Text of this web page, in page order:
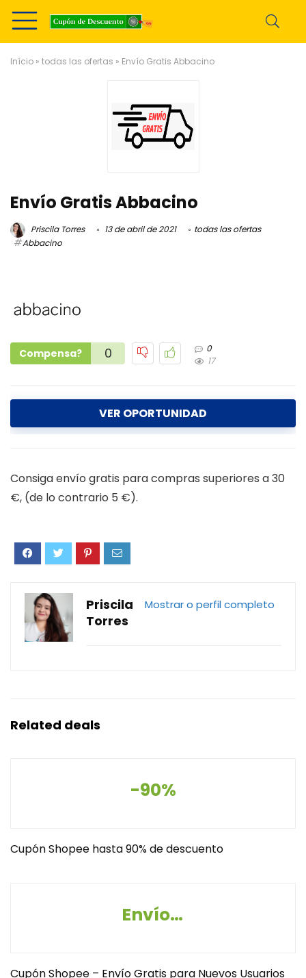
Início » todas las ofertas » Envío Gratis Abbacino
Envío Gratis Abbacino
Priscila Torres 13 de abril de 2021
todas las ofertas
Abbacino
Compensa? 0
0
17
VER OPORTUNIDAD
Consiga envío gratis para compras superiores a 30
€, (de lo contrario 5 €).
Mostrar o perfil completo
Priscila
Torres
Related deals
-90%
Cupón Shopee hasta 90% de descuento
Envío Gratis
Cupón Shopee – Envío Gratis para Nuevos Usuarios